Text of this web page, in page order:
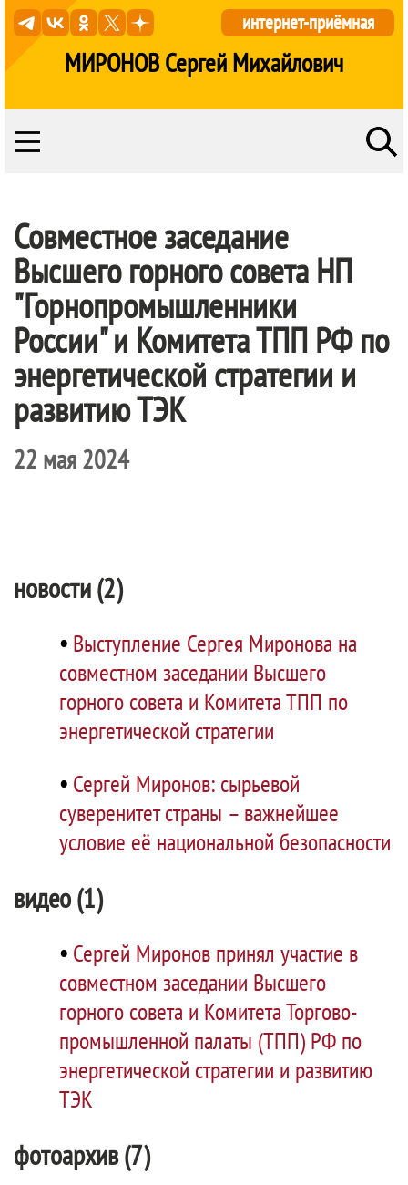
МИРОНОВ Сергей Михайлович
интернет-приёмная
Совместное заседание
Высшего горного совета НП
"Горнопромышленники
России" и Комитета ТПП РФ по
энергетической стратегии и
развитию ТЭК
22 мая 2024
новости (2)
• Выступление Сергея Миронова на
совместном заседании Высшего
горного совета и Комитета ТПП по
энергетической стратегии
• Сергей Миронов: сырьевой
суверенитет страны – важнейшее
условие её национальной безопасности
видео (1)
• Сергей Миронов принял участие в
совместном заседании Высшего
горного совета и Комитета Торгово-
промышленной палаты (ТПП) РФ по
энергетической стратегии и развитию
ТЭК
фотоархив (7)